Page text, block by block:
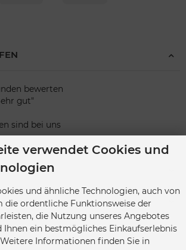
bewerten
gut"
sind bei uns
verwendet Cookies und
und ähnliche Technologien, auch von
die ordentliche Funktionsweise der
die Nutzung unseres Angebotes
Ihnen ein bestmögliches Einkaufserlebnis
Informationen finden Sie in